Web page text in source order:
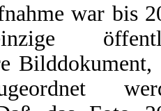
war bis
Bilddokument,